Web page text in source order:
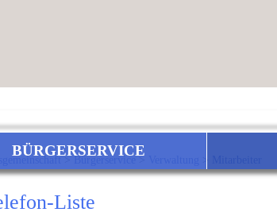
BÜRGERSERVICE
>Bürgerservice>
Liste